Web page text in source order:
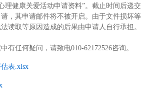
理健康关爱活动申请资料”。截止时间后递交
，其申请邮件将不被开启。由于文件损坏等
读取等原因造成的后果由申请人自行承担。
有任何疑问，请致电010-62172526咨询。
表.xlsx